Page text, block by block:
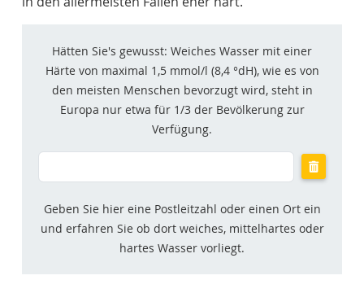
Hätten Sie's gewusst: Weiches Wasser mit einer
Härte von maximal 1,5 mmol/l (8,4 °dH), wie es von
den meisten Menschen bevorzugt wird, steht in
Europa nur etwa für 1/3 der Bevölkerung zur
Verfügung.
Suche
nach
oder
PLZ
Geben Sie hier eine Postleitzahl oder einen Ort ein
und erfahren Sie ob dort weiches, mittelhartes oder
hartes Wasser vorliegt.